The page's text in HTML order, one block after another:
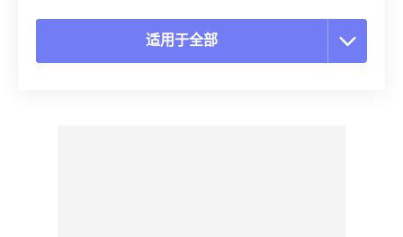
适用于全部